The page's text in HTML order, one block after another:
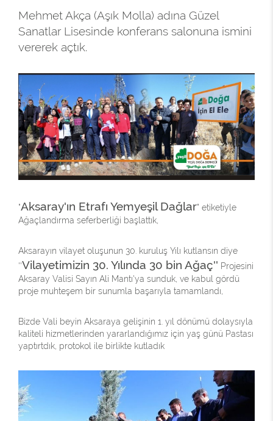
Mehmet Akça (Aşık Molla) adına Güzel
Sanatlar Lisesinde konferans salonuna ismini
vererek açtık.
"Aksaray'ın Etrafı Yemyeşil Dağlar" etiketiyle
Ağaçlandırma seferberliği başlattık,
Aksarayın vilayet oluşunun 30. kuruluş Yılı kutlansın diye
''Vilayetimizin 30. Yılında 30 bin Ağaç'' Projesini
Aksaray Valisi Sayın Ali Mantı'ya sunduk, ve kabul gördü
proje muhteşem bir sunumla başarıyla tamamlandı,
Bizde Vali beyin Aksaraya gelişinin 1. yıl dönümü dolaysıyla
kaliteli hizmetlerinden yararlandığımız için yaş günü Pastası
yaptırtdık, protokol ile birlikte kutladık